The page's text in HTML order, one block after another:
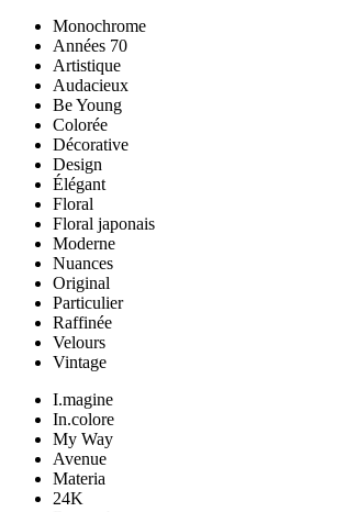
Monochrome
Années 70
Artistique
Audacieux
Be Young
Colorée
Décorative
Design
Élégant
Floral
Floral japonais
Moderne
Nuances
Original
Particulier
Raffinée
Velours
Vintage
I.magine
In.colore
My Way
Avenue
Materia
24K